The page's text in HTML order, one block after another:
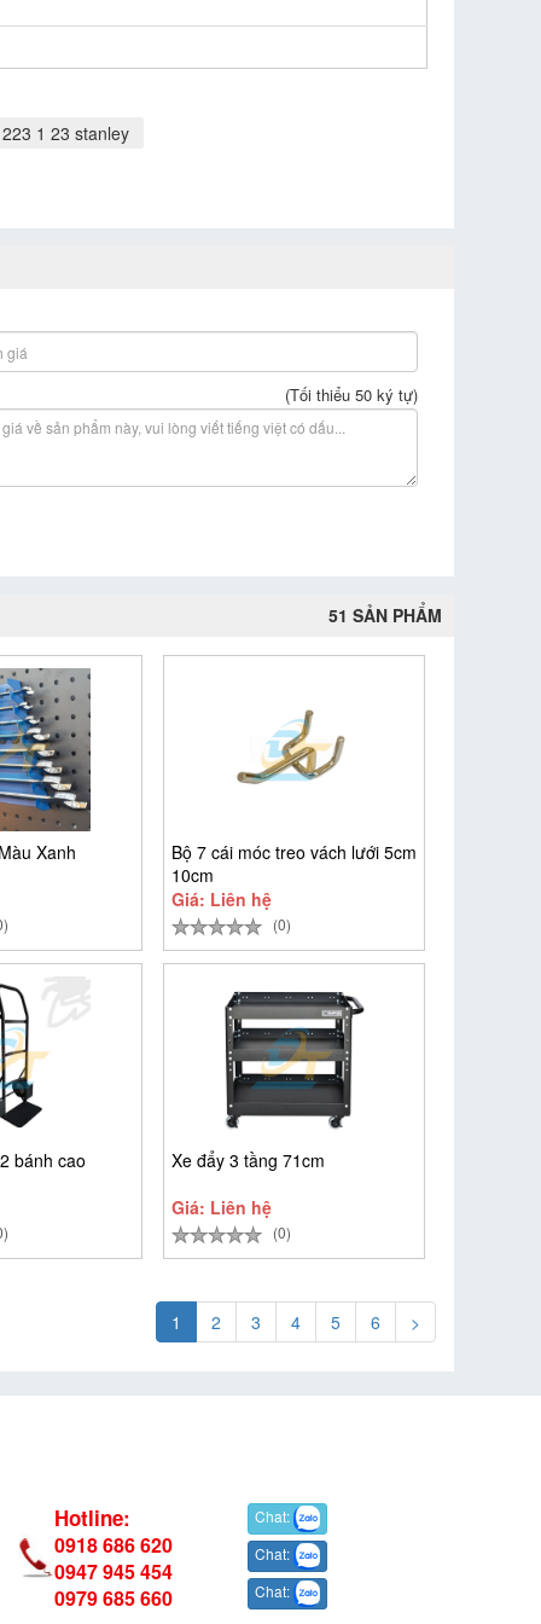
1 23 stanley
(Tối thiểu 50 ký tự)
51 SẢN PHẨM
Xanh
Bộ 7 cái móc treo vách lưới 5cm
10cm
Giá: Liên hệ
(0)
bánh cao
Xe đẩy 3 tầng 71cm
Giá: Liên hệ
(0)
1 2 3 4 5 6 >
Hotline:
0918 686 620
0947 945 454
0979 685 660
Chat:
Chat:
Chat: